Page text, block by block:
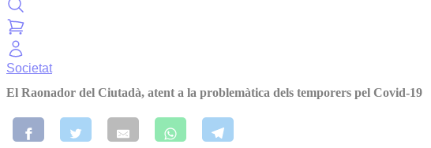
Societat
El Raonador del Ciutadà, atent a la problemàtica dels temporers pel Covid-19